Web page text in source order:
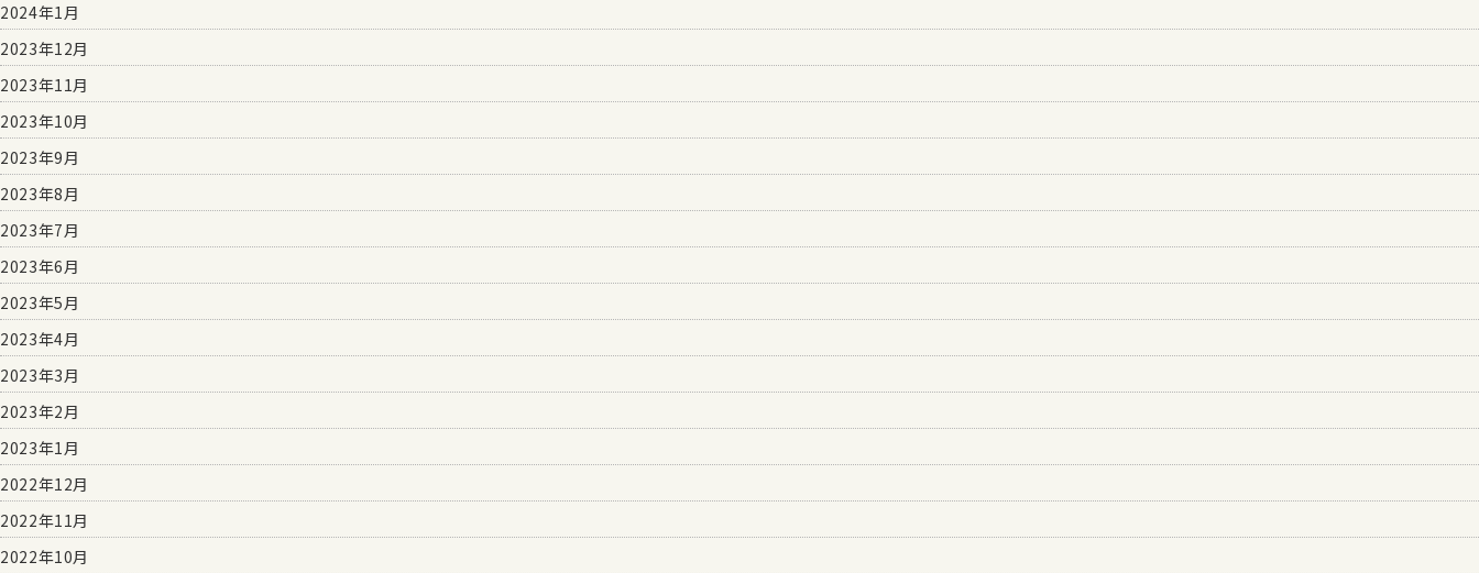
2024年1月
2023年12月
2023年11月
2023年10月
2023年9月
2023年8月
2023年7月
2023年6月
2023年5月
2023年4月
2023年3月
2023年2月
2023年1月
2022年12月
2022年11月
2022年10月